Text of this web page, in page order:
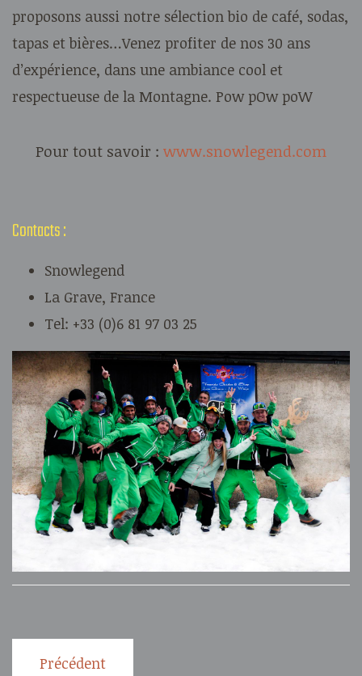
proposons aussi notre sélection bio de café, sodas,
tapas et bières…Venez profiter de nos 30 ans
d’expérience, dans une ambiance cool et
respectueuse de la Montagne. Pow pOw poW
Pour tout savoir : www.snowlegend.com
Contacts :
Snowlegend
La Grave, France
Tel: +33 (0)6 81 97 03 25
Précédent